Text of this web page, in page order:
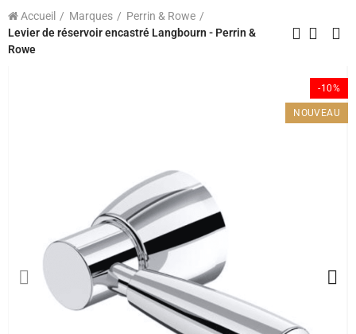
Accueil Marques
Perrin & Rowe
Levier de réservoir encastré Langbourn - Perrin &
Rowe
-10%
NOUVEAU